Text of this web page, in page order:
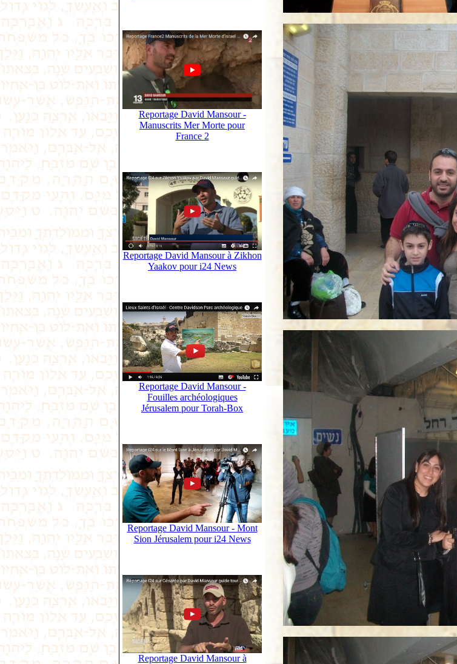
Reportage David Mansour -
Manuscrits Mer Morte pour
France 2
Reportage David Mansour à Zikhon
Yaakov pour i24 News
Reportage David Mansour -
Fouilles archéologiques
Jérusalem pour Torah-Box
Reportage David Mansour - Mont
Sion Jérusalem pour i24 News
Reportage David Mansour à